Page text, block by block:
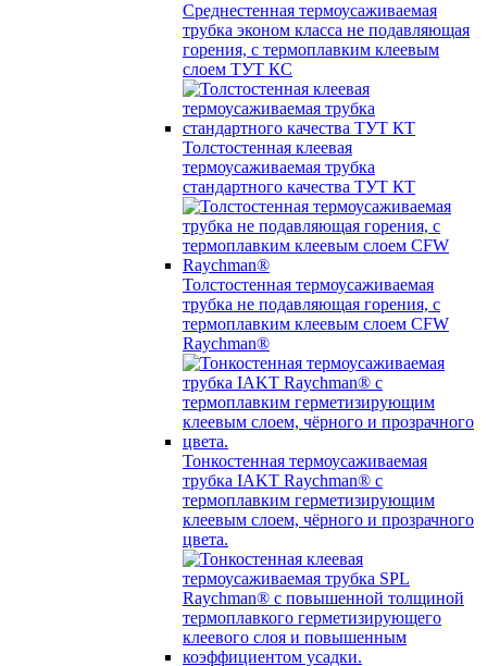
Среднестенная термоусаживаемая
трубка эконом класса не подавляющая
горения, с термоплавким клеевым
слоем ТУТ КС
Толстостенная клеевая
термоусаживаемая трубка
стандартного качества ТУТ КТ
Толстостенная термоусаживаемая
трубка не подавляющая горения, с
термоплавким клеевым слоем CFW
Raychman®
Тонкостенная термоусаживаемая
трубка IAKT Raychman® с
термоплавким герметизирующим
клеевым слоем, чёрного и прозрачного
цвета.